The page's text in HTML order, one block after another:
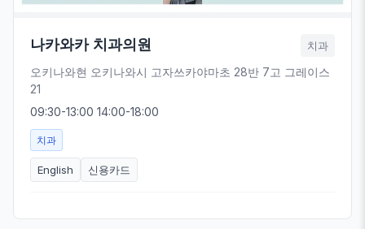
나카와카 치과의원 치과
오키나와현 오키나와시 고자쓰카야마초 28반 7고 그레이스
21
09:30-13:00 14:00-18:00
치과
English 신용카드